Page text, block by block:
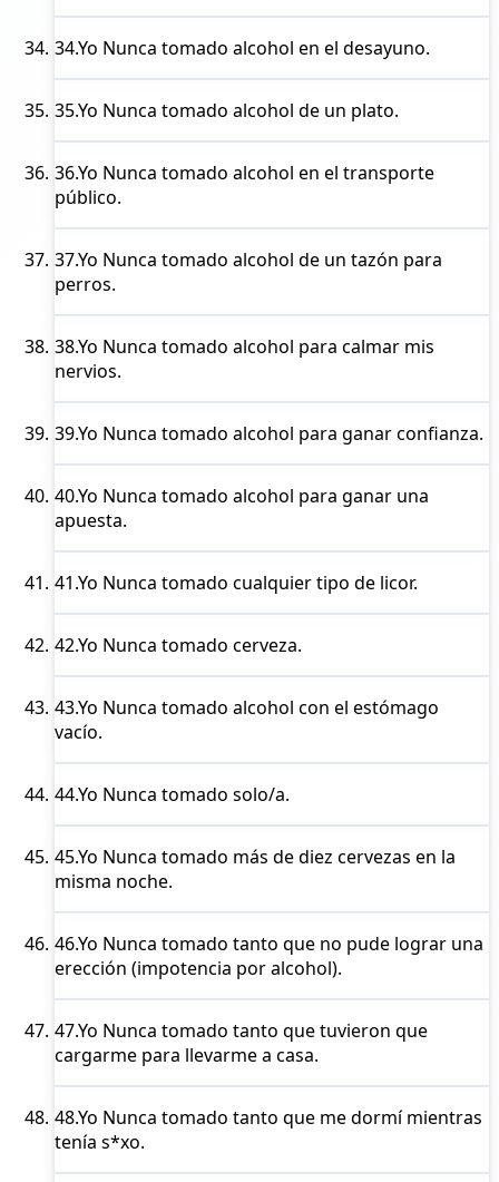
34.Yo Nunca tomado alcohol en el desayuno.
35.Yo Nunca tomado alcohol de un plato.
36.Yo Nunca tomado alcohol en el transporte
público.
37.Yo Nunca tomado alcohol de un tazón para
perros.
38.Yo Nunca tomado alcohol para calmar mis
nervios.
39.Yo Nunca tomado alcohol para ganar confianza.
40.Yo Nunca tomado alcohol para ganar una
apuesta.
41.Yo Nunca tomado cualquier tipo de licor.
42.Yo Nunca tomado cerveza.
43.Yo Nunca tomado alcohol con el estómago
vacío.
44.Yo Nunca tomado solo/a.
45.Yo Nunca tomado más de diez cervezas en la
misma noche.
46.Yo Nunca tomado tanto que no pude lograr una
erección (impotencia por alcohol).
47.Yo Nunca tomado tanto que tuvieron que
cargarme para llevarme a casa.
48.Yo Nunca tomado tanto que me dormí mientras
tenía s*xo.